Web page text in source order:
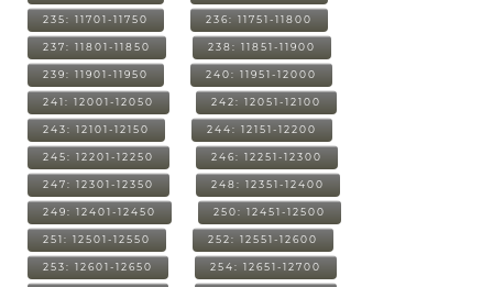
235: 11701-11750 236: 11751-11800
237: 11801-11850 238: 11851-11900
239: 11901-11950 240: 11951-12000
241: 12001-12050 242: 12051-12100
243: 12101-12150 244: 12151-12200
245: 12201-12250 246: 12251-12300
247: 12301-12350 248: 12351-12400
249: 12401-12450 250: 12451-12500
251: 12501-12550 252: 12551-12600
253: 12601-12650 254: 12651-12700